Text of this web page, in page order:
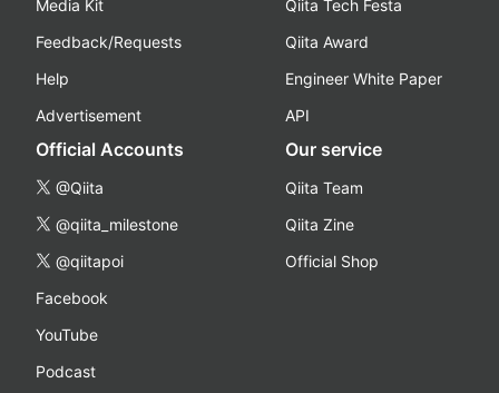
Media Kit
Feedback/Requests
Help
Advertisement
Qiita Tech Festa
Qiita Award
Engineer White Paper
API
Official Accounts
@Qiita
@qiita_milestone
@qiitapoi
Facebook
YouTube
Podcast
Our service
Qiita Team
Qiita Zine
Official Shop